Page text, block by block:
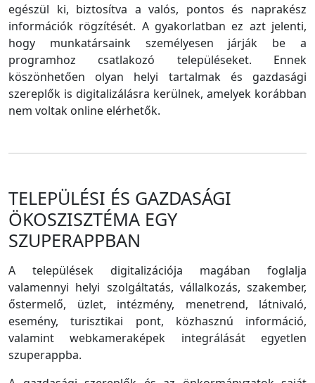
egészül ki, biztosítva a valós, pontos és naprakész
információk rögzítését. A gyakorlatban ez azt jelenti,
hogy munkatársaink személyesen járják be a
programhoz csatlakozó településeket. Ennek
köszönhetően olyan helyi tartalmak és gazdasági
szereplők is digitalizálásra kerülnek, amelyek korábban
nem voltak online elérhetők.
TELEPÜLÉSI ÉS GAZDASÁGI
ÖKOSZISZTÉMA EGY
SZUPERAPPBAN
A települések digitalizációja magában foglalja
valamennyi helyi szolgáltatás, vállalkozás, szakember,
őstermelő, üzlet, intézmény, menetrend, látnivaló,
esemény, turisztikai pont, közhasznú információ,
valamint webkameraképek integrálását egyetlen
szuperappba.